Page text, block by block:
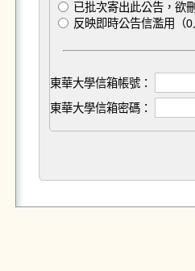
已批次寄出此公告，欲
反映即時公告信濫用（0
東華大學信箱帳號：
東華大學信箱密碼：